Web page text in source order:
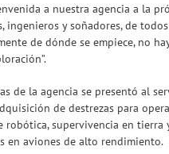
a nuestra agencia a la
y soñadores, de
de dónde se empiece, no
de la agencia se presentó al
de destrezas para
supervivencia en
en aviones de alto rendimiento.